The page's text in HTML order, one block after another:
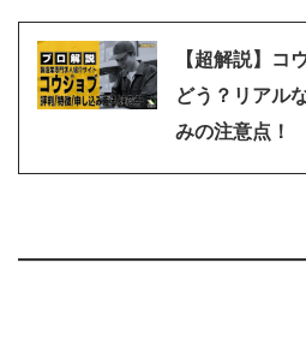
【超解説】コ
どう？リアル
みの注意点！